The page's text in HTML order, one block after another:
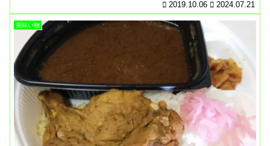
2019.10.06 2024.07.21
美味い物